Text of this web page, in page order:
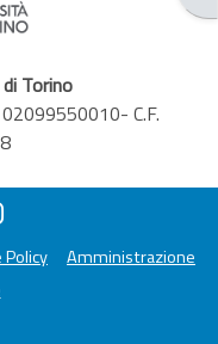
Torino
C.F.
Policy
Amministrazione